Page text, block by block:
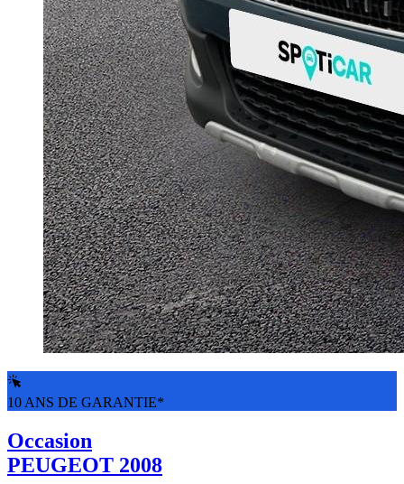
10 ANS DE GARANTIE*
Occasion
PEUGEOT 2008